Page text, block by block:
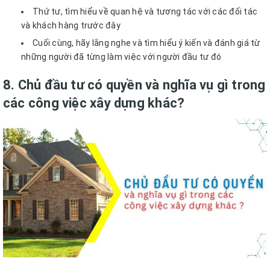
Thứ tư, tìm hiểu về quan hệ và tương tác với các đối tác
và khách hàng trước đây
Cuối cùng, hãy lắng nghe và tìm hiểu ý kiến và đánh giá từ
những người đã từng làm việc với người đầu tư đó
8. Chủ đầu tư có quyền và nghĩa vụ gì trong
các công việc xây dựng khác?